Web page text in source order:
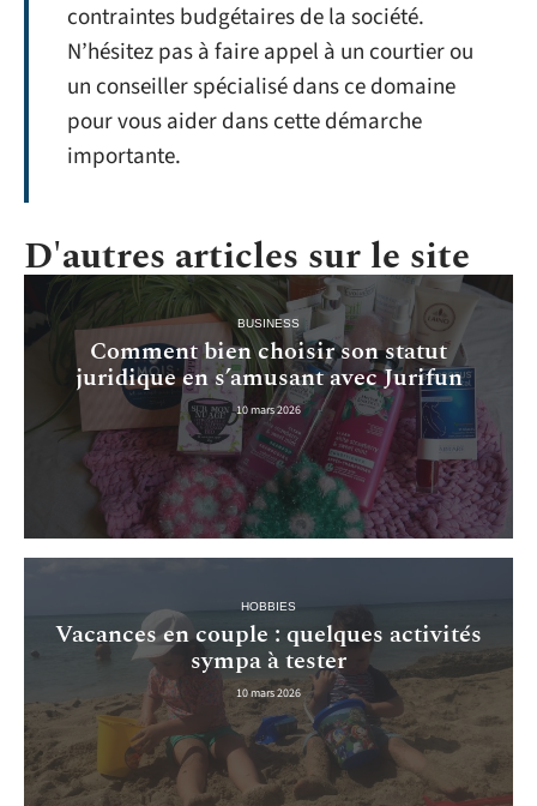
contraintes budgétaires de la société.
N’hésitez pas à faire appel à un courtier ou
un conseiller spécialisé dans ce domaine
pour vous aider dans cette démarche
importante.
D'autres articles sur le site
BUSINESS
Comment bien choisir son statut
juridique en s’amusant avec Jurifun
10 mars 2026
HOBBIES
Vacances en couple : quelques activités
sympa à tester
10 mars 2026